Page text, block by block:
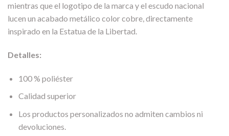
mientras que el logotipo de la marca y el escudo nacional
lucen un acabado metálico color cobre, directamente
inspirado en la Estatua de la Libertad.
Detalles:
100 % poliéster
Calidad superior
Los productos personalizados no admiten cambios ni
devoluciones.